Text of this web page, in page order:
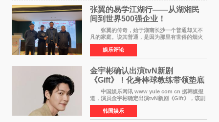
张翼的易学江湖行——从湖湘民
间到世界500强企业！
张翼的传奇，始于湖南长沙一个普通却又不
凡的家庭。说其普通，是因为那里有世俗的烟火
气；说其不凡，是因为家中有一位洞悉天地玄机
的长者——他的爷爷。作为当地的风水师，爷爷
是张翼走进易学
娱乐评论
金宇彬确认出演tvN新剧
《Gift》！化身棒球教练带领垫底
球队逆袭
中国娱乐网讯 www yule com cn 据韩媒报
道，演员金宇彬确定出演tvN新剧《Gift》，该剧
预计将于下半年播出，引发观众高度期待。
本剧改编自同名网络漫画，讲述一位经历意外事
故后获得特殊
韩国娱乐